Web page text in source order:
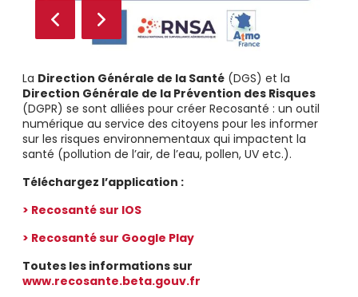
La Direction Générale de la Santé (DGS) et la
Direction Générale de la Prévention des Risques
(DGPR) se sont alliées pour créer Recosanté : un outil
numérique au service des citoyens pour les informer
sur les risques environnementaux qui impactent la
santé (pollution de l’air, de l’eau, pollen, UV etc.).
Téléchargez l’application :
> Recosanté sur IOS
> Recosanté sur Google Play
Toutes les informations sur
www.recosante.beta.gouv.fr